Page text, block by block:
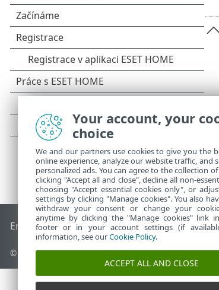
End of Life ESET Databáze znalostíESET Forum
© 1992 - 2026 ESET, spol. s r.o. - Všechna práva
Your account, your
choice
We and our partners use cookies to give you the
online experience, analyze our website traffic, and
personalized ads. You can agree to the collection
clicking "Accept all and close", decline all non-
choosing "Accept essential cookies only", or
settings by clicking "Manage cookies". You also
withdraw your consent or change your
anytime by clicking the "Manage cookies" link
footer or in your account settings (if
information, see ourCookie Policy.
ACCEPT ALL AND CLOSE